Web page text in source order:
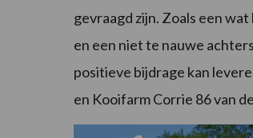
gevraagd zijn. Zoals een
en een niet te nauwe
positieve bijdrage kan
en Kooifarm Corrie 86 van